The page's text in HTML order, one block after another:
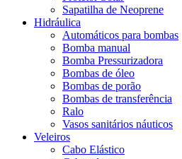
Sapatilha de Neoprene
Hidráulica
Automáticos para bombas
Bomba manual
Bomba Pressurizadora
Bombas de óleo
Bombas de porão
Bombas de transferência
Ralo
Vasos sanitários náuticos
Veleiros
Cabo Elástico